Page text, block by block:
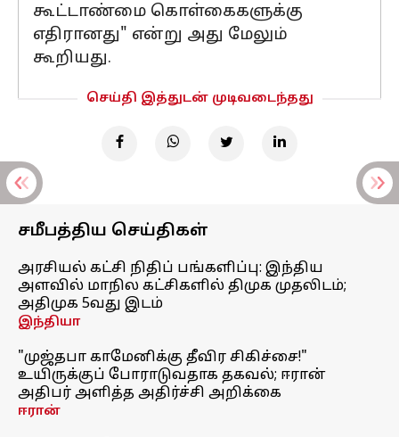
கூட்டாண்மை கொள்கைகளுக்கு
எதிரானது" என்று அது மேலும்
கூறியது.
செய்தி இத்துடன் முடிவடைந்தது
சமீபத்திய செய்திகள்
அரசியல் கட்சி நிதிப் பங்களிப்பு: இந்திய
அளவில் மாநில கட்சிகளில் திமுக முதலிடம்;
அதிமுக 5வது இடம்
இந்தியா
"முஜ்தபா காமேனிக்கு தீவிர சிகிச்சை!"
உயிருக்குப் போராடுவதாக தகவல்; ஈரான்
அதிபர் அளித்த அதிர்ச்சி அறிக்கை
ஈரான்